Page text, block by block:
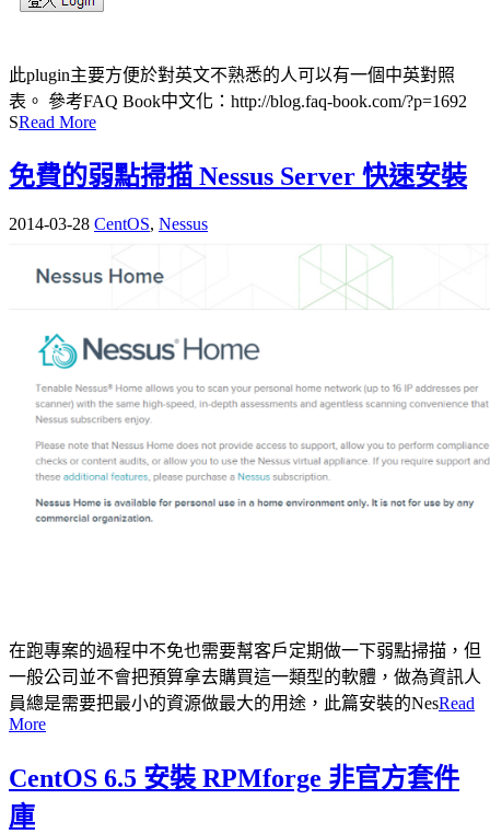
此plugin主要方便於對英文不熟悉的人可以有一個中英對照
表。 參考FAQ Book中文化：http://blog.faq-book.com/?p=1692
SRead More
免費的弱點掃描 Nessus Server 快速安裝
2014-03-28 CentOS, Nessus
在跑專案的過程中不免也需要幫客戶定期做一下弱點掃描，但
一般公司並不會把預算拿去購買這一類型的軟體，做為資訊人
員總是需要把最小的資源做最大的用途，此篇安裝的NesRead
More
CentOS 6.5 安裝 RPMforge 非官方套件
庫